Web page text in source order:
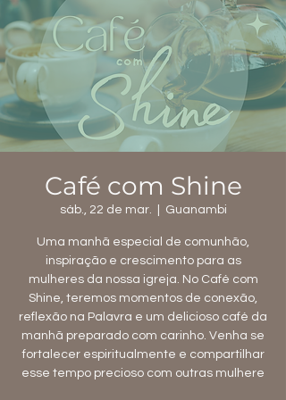
Café com Shine
sáb., 22 de mar. Guanambi
Uma manhã especial de comunhão,
inspiração e crescimento para as
mulheres da nossa igreja. No Café com
Shine, teremos momentos de conexão,
reflexão na Palavra e um delicioso café da
manhã preparado com carinho. Venha se
fortalecer espiritualmente e compartilhar
esse tempo precioso com outras mulhere